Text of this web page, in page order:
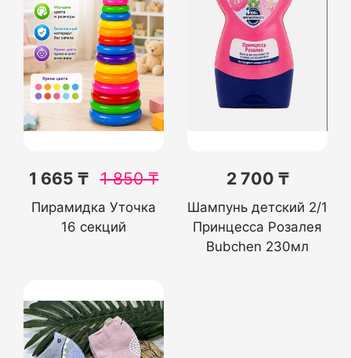
1 665 ₸ 1 850₸
Пирамидка Уточка
16 секций
2 700 ₸
Шампунь детский 2/1
Принцесса Розалея
Bubchen 230мл